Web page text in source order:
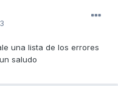
una lista de los errores
saludo